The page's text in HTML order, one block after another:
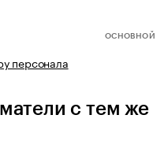
ОСНОВНОЙ
персонала
с тем же